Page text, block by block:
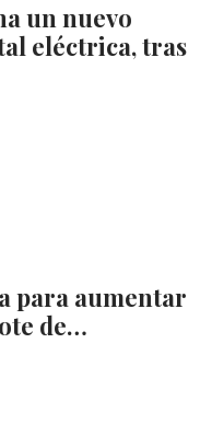
un nuevo
eléctrica, tras
para aumentar
de…